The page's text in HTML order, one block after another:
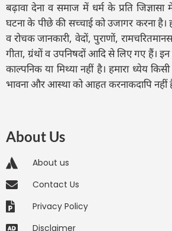
बढ़ावा देना व समाज में धर्म के प्रति
घटना के पीछे की सच्चाई को उजागर करना है।
व रोचक जानकारी, वेदों, पुराणों,
गीता, ग्रंथों व उपनिषदों आदि से लिए गए हैं।
काल्पनिक या मिथ्या नहीं है। हमारा ध्येय
भावना और आस्था को आहत करनाकदापि नहीं
About Us
About us
Contact Us
Privacy Policy
Disclaimer